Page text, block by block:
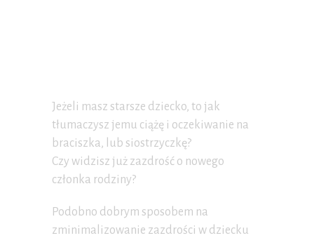
Jeżeli masz starsze dziecko, to jak
tłumaczysz jemu ciążę i oczekiwanie na
braciszka, lub siostrzyczkę?
Czy widzisz już zazdrość o nowego
członka rodziny?
Podobno dobrym sposobem na
zminimalizowanie zazdrości w dziecku